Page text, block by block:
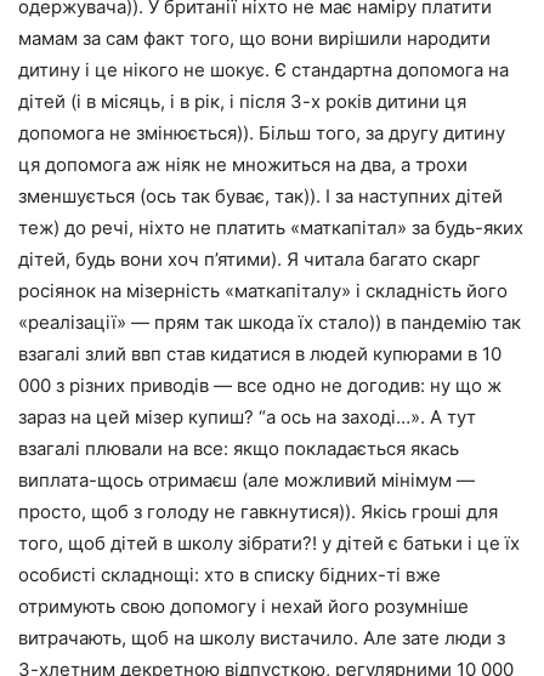
одержувача)). У британії ніхто не має наміру платити
мамам за сам факт того, що вони вирішили народити
дитину і це нікого не шокує. Є стандартна допомога на
дітей (і в місяць, і в рік, і після 3-х років дитини ця
допомога не змінюється)). Більш того, за другу дитину
ця допомога аж ніяк не множиться на два, а трохи
зменшується (ось так буває, так)). І за наступних дітей
теж) до речі, ніхто не платить «маткапітал» за будь-яких
дітей, будь вони хоч п’ятими). Я читала багато скарг
росіянок на мізерність «маткапіталу» і складність його
«реалізації» — прям так шкода їх стало)) в пандемію так
взагалі злий ввп став кидатися в людей купюрами в 10
000 з різних приводів — все одно не догодив: ну що ж
зараз на цей мізер купиш? “а ось на заході…». А тут
взагалі плювали на все: якщо покладається якась
виплата-щось отримаєш (але можливий мінімум —
просто, щоб з голоду не гавкнутися)). Якісь гроші для
того, щоб дітей в школу зібрати?! у дітей є батьки і це їх
особисті складнощі: хто в списку бідних-ті вже
отримують свою допомогу і нехай його розумніше
витрачають, щоб на школу вистачило. Але зате люди з
3-хлетним декретною відпусткою, регулярними 10 000